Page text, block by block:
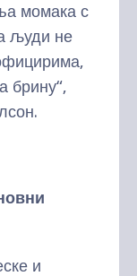
момака с
људи не
брину“,
и